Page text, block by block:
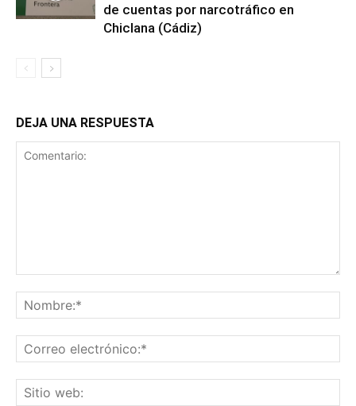
de cuentas por narcotráfico en
Chiclana (Cádiz)
DEJA UNA RESPUESTA